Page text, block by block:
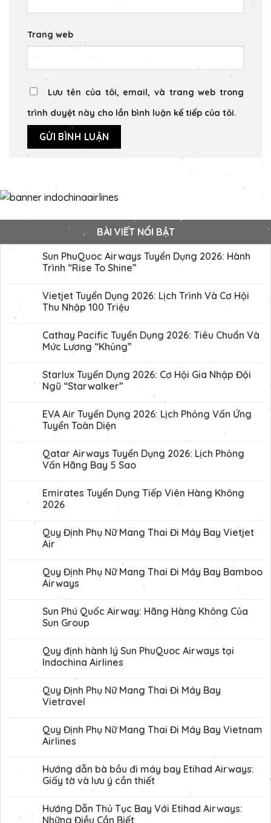
Trang web
Lưu tên của tôi, email, và trang web trong
trình duyệt này cho lần bình luận kế tiếp của tôi.
BÀI VIẾT NỔI BẬT
Sun PhuQuoc Airways Tuyển Dụng 2026: Hành
Trình “Rise To Shine”
Vietjet Tuyển Dụng 2026: Lịch Trình Và Cơ Hội
Thu Nhập 100 Triệu
Cathay Pacific Tuyển Dụng 2026: Tiêu Chuẩn Và
Mức Lương “Khủng”
Starlux Tuyển Dụng 2026: Cơ Hội Gia Nhập Đội
Ngũ “Starwalker”
EVA Air Tuyển Dụng 2026: Lịch Phỏng Vấn Ứng
Tuyển Toàn Diện
Qatar Airways Tuyển Dụng 2026: Lịch Phỏng
Vấn Hãng Bay 5 Sao
Emirates Tuyển Dụng Tiếp Viên Hàng Không
2026
Quy Định Phụ Nữ Mang Thai Đi Máy Bay Vietjet
Air
Quy Định Phụ Nữ Mang Thai Đi Máy Bay Bamboo
Airways
Sun Phú Quốc Airway: Hãng Hàng Không Của
Sun Group
Quy định hành lý Sun PhuQuoc Airways tại
Indochina Airlines
Quy Định Phụ Nữ Mang Thai Đi Máy Bay
Vietravel
Quy Định Phụ Nữ Mang Thai Đi Máy Bay Vietnam
Airlines
Hướng dẫn bà bầu đi máy bay Etihad Airways:
Giấy tờ và lưu ý cần thiết
Hướng Dẫn Thủ Tục Bay Với Etihad Airways:
Những Điều Cần Biết